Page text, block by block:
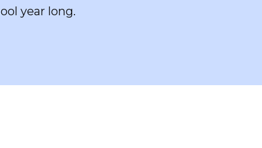
year long.